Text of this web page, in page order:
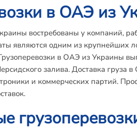
в ОАЭ из
востребованы у компаний,
являются одним из крупнейших
в ОАЭ из Украины
залива. Доставка
и коммерческих партий.